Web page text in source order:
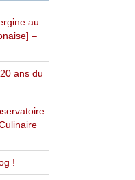
au
–
ans du
!